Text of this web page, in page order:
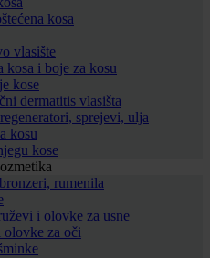
kosa
vlasište
kosa i boje za kosu
kose
dermatitis vlasišta
sprejevi, ulja
kosu
kose
rumenila
i olovke za usne
olovke za oči